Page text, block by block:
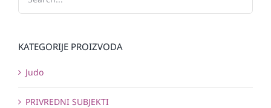
KATEGORIJE PROIZVODA
Judo
PRIVREDNI SUBJEKTI